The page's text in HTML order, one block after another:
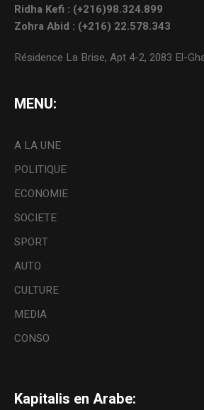
Ridha Kefi : (+216)98.324.899
Zohra Abid : (+216) 22.578.343
Résidence La Brise, Apt 4-2, 2083 El-
MENU:
A LA UNE
POLITIQUE
ECONOMIE
SOCIETE
SPORT
AUTO
CULTURE
MEDIA
CONSO
Kapitalis en Arabe: